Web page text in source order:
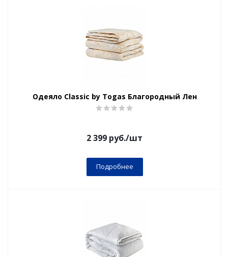
Одеяло Classic by Togas Благородный Лен
2 399 руб./шт
Подробнее